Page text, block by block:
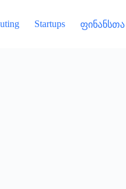
Startups ფინანსთა